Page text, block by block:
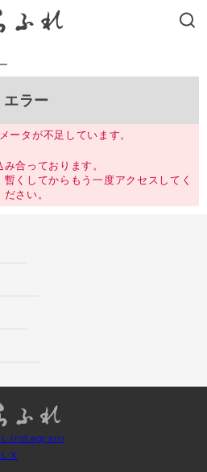
エラー
ータが不足しています。
合っております。
くしてからもう一度アクセスしてく
ださい。
Instagram
X